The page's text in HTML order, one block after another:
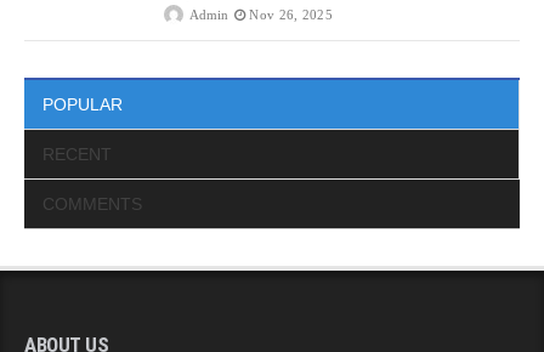
Admin Nov 26, 2025
POPULAR
RECENT
COMMENTS
ABOUT US